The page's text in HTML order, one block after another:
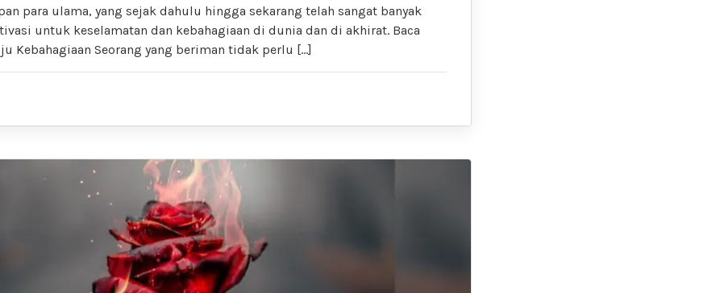
para ulama, yang sejak dahulu hingga sekarang telah sangat banyak
untuk keselamatan dan kebahagiaan di dunia dan di akhirat. Baca
Kebahagiaan Seorang yang beriman tidak perlu […]